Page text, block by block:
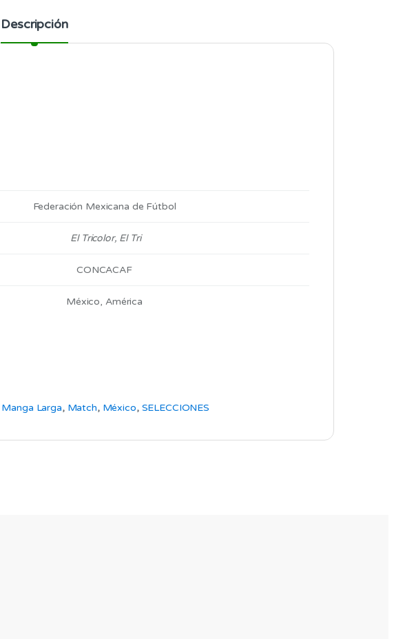
Descripción
Federación Mexicana de Fútbol
El Tricolor, El Tri
CONCACAF
México, América
Manga Larga, Match, México, SELECCIONES